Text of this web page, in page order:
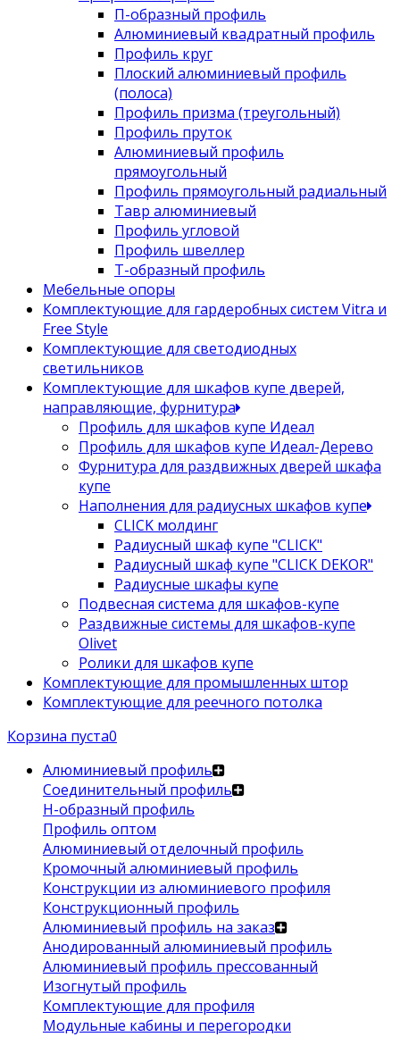
П-образный профиль
Алюминиевый квадратный профиль
Профиль круг
Плоский алюминиевый профиль
(полоса)
Профиль призма (треугольный)
Профиль пруток
Алюминиевый профиль
прямоугольный
Профиль прямоугольный радиальный
Тавр алюминиевый
Профиль угловой
Профиль швеллер
Т-образный профиль
Мебельные опоры
Комплектующие для гардеробных систем Vitra и
Free Style
Комплектующие для светодиодных
светильников
Комплектующие для шкафов купе дверей,
направляющие, фурнитура
Профиль для шкафов купе Идеал
Профиль для шкафов купе Идеал-Дерево
Фурнитура для раздвижных дверей шкафа
купе
Наполнения для радиусных шкафов купе
CLICK молдинг
Радиусный шкаф купе "CLICK"
Радиусный шкаф купе "CLICK DEKOR"
Радиусные шкафы купе
Подвесная система для шкафов-купе
Раздвижные системы для шкафов-купе
Olivet
Ролики для шкафов купе
Комплектующие для промышленных штор
Комплектующие для реечного потолка
Корзина пуста0
Алюминиевый профиль
Соединительный профиль
Н-образный профиль
Профиль оптом
Алюминиевый отделочный профиль
Кромочный алюминиевый профиль
Конструкции из алюминиевого профиля
Конструкционный профиль
Алюминиевый профиль на заказ
Анодированный алюминиевый профиль
Алюминиевый профиль прессованный
Изогнутый профиль
Комплектующие для профиля
Модульные кабины и перегородки